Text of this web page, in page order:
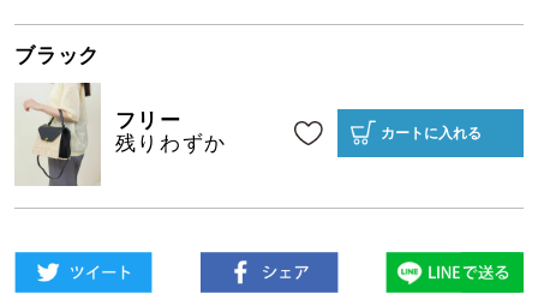
ブラック
フリー
残りわずか
カートに入れる